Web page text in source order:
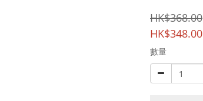
HK$368.00
HK$348.00
數量